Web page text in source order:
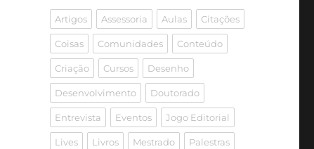
Artigos Assessoria Aulas Citações
Coisas Comunidades Conteúdo
Criação Cursos Desenho
Desenvolvimento Doutorado
Entrevista Eventos Jogo Editorial
Lives Livros Mestrado Palestras